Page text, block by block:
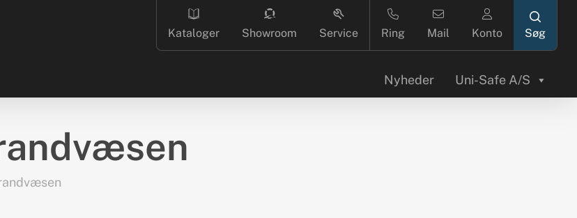
Kataloger Showroom Service Ring Mail Konto
search
Uni-Safe A/S
Nyheder